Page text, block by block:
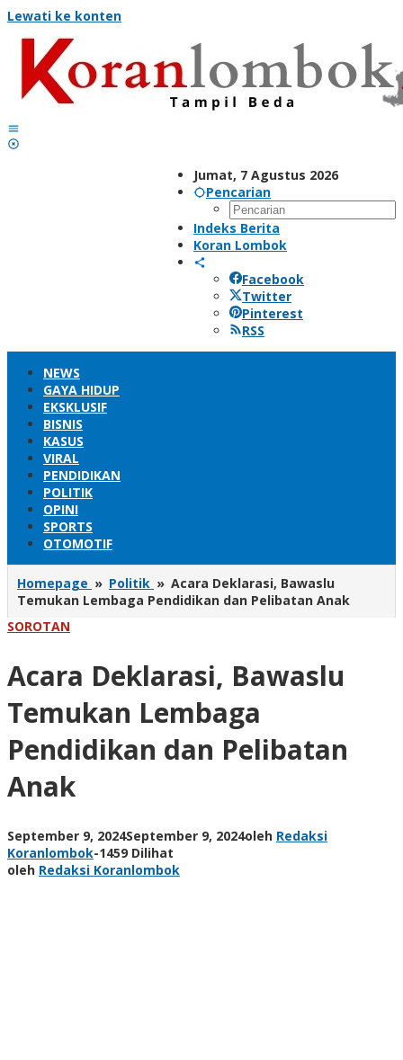
Lewati ke konten
Jumat, 7 Agustus 2026
Pencarian
Indeks Berita
Koran Lombok
Facebook
Twitter
Pinterest
RSS
NEWS
GAYA HIDUP
EKSKLUSIF
BISNIS
KASUS
VIRAL
PENDIDIKAN
POLITIK
OPINI
SPORTS
OTOMOTIF
Homepage » Politik » Acara Deklarasi, Bawaslu
Temukan Lembaga Pendidikan dan Pelibatan Anak
SOROTAN
Acara Deklarasi, Bawaslu
Temukan Lembaga
Pendidikan dan Pelibatan
Anak
September 9, 2024September 9, 2024oleh Redaksi
Koranlombok-1459 Dilihat
oleh Redaksi Koranlombok